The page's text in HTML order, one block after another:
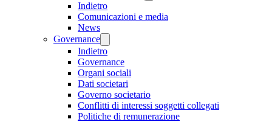
Indietro
Comunicazioni e media
News
Governance
Indietro
Governance
Organi sociali
Dati societari
Governo societario
Conflitti di interessi soggetti collegati
Politiche di remunerazione